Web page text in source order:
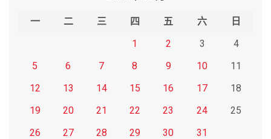
一 二 三 四 五 六
日
1
2 3
4
5
6 7 8 9 10
11
12
13 14 15 16 17
18
19
20 21 22 23 24
25
26
27 28 29 30
31